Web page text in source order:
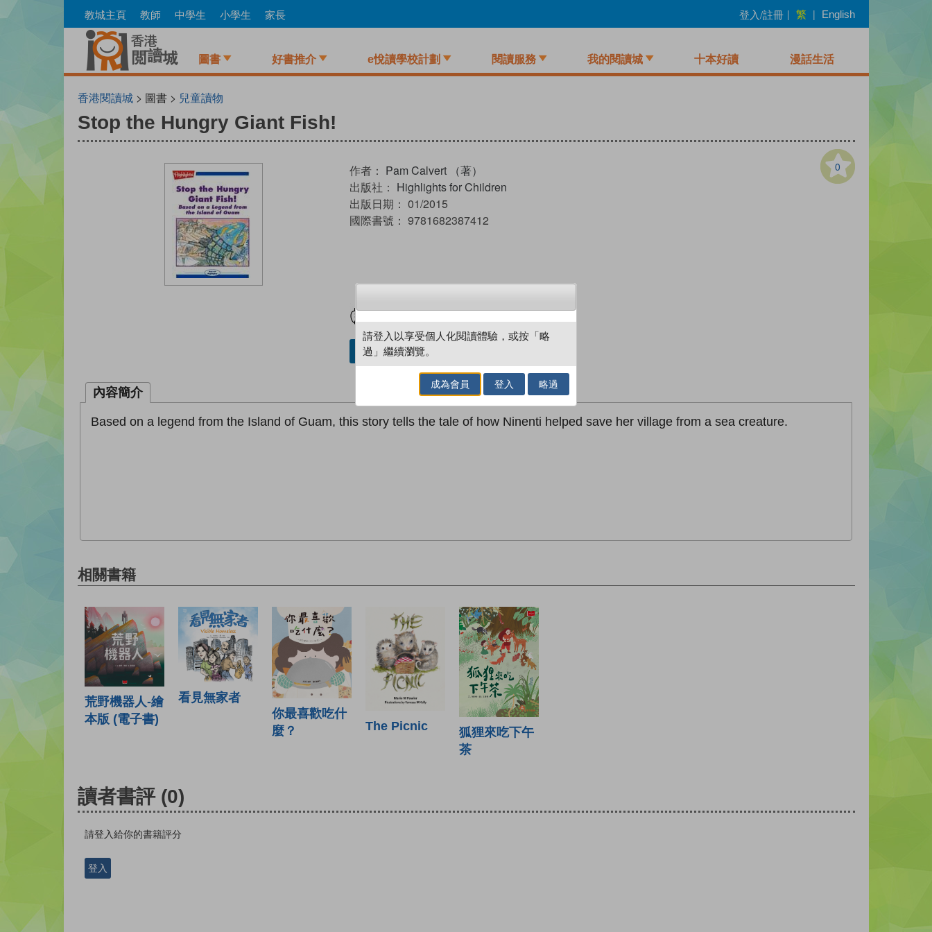
to
教城主頁 教師 中學生 小學生 家長 登入/註冊 | 繁 | English
圖書 好書推介 e悅讀學校計劃 閱讀服務 我的閱讀城 十本好讀 漫話生活
香港閱讀城> 圖書 > 兒童讀物
Stop the Hungry Giant Fish!
0
作者： Pam Calvert （著）
出版社： Highlights for Children
出版日期： 01/2015
國際書號： 9781682387412
加入／閱讀電子書
內容簡介
Based on a legend from the Island of Guam, this story tells the tale of how Ninenti helped save her village from a sea creature.
相關書籍
荒野機器人-繪
本版 (電子書)
看見無家者
你最喜歡吃什
麼？
The Picnic
狐狸來吃下午
茶
讀者書評 (0)
請登入給你的書籍評分
登入
請登入以享受個人化閱讀體驗，或按「略
過」繼續瀏覽。
成為會員 登入 略過